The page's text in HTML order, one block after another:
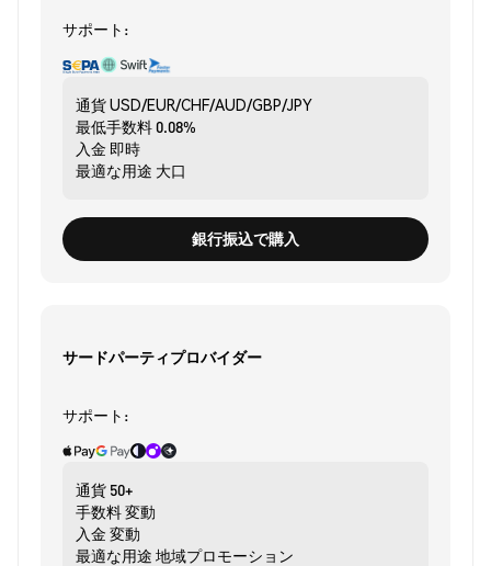
サポート:
通貨USD/EUR/CHF/AUD/GBP/JPY
最低手数料0.08%
入金 即時
最適な用途 大口
銀行振込で購入
サードパーティプロバイダー
サポート:
通貨 50+
手数料変動
入金 変動
最適な用途 地域プロモーション